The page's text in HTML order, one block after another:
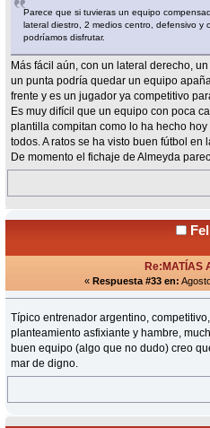
Parece que si tuvieras un equipo
lateral diestro, 2 medios centro, defensivo y
podríamos disfrutar.
Más fácil aún, con un lateral derecho,
un punta podría quedar un equipo
frente y es un jugador ya competitivo
Es muy difícil que un equipo con poca
plantilla compitan como lo ha hecho
todos. A ratos se ha visto buen fútbol en
De momento el fichaje de Almeyda
Re:MATÍAS
« Respuesta #33 en:
Típico entrenador argentino,
planteamiento asfixiante y hambre,
buen equipo (algo que no dudo) creo
mar de digno.